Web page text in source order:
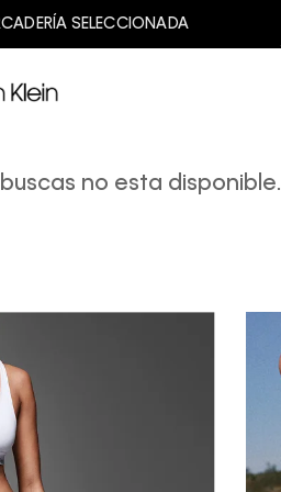
SELECCIONADA
no esta disponible.